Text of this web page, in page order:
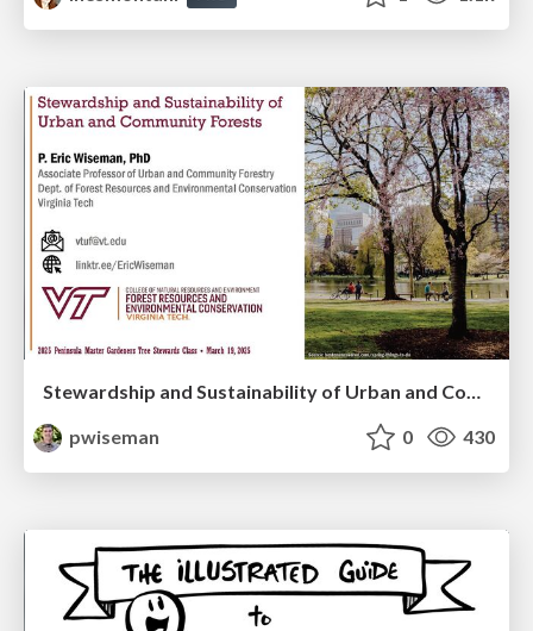
Stewardship and Sustainability of Urban and Community Forests
pwiseman
0 430